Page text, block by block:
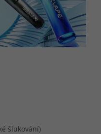
šlukování)